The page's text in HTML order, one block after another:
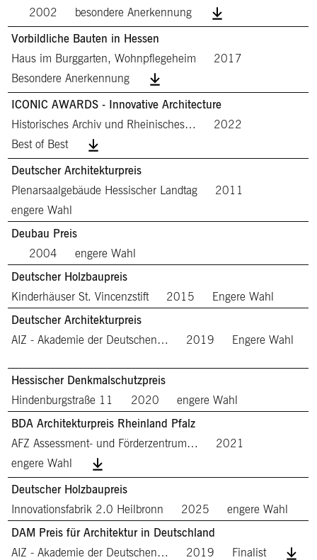
2002
besondere Anerkennung
Vorbildliche Bauten in Hessen
Haus im Burggarten, Wohnpflegeheim
2017
Besondere Anerkennung
ICONIC AWARDS - Innovative Architecture
Historisches Archiv und Rheinisches…
2022
Best of Best
Deutscher Architekturpreis
Plenarsaalgebäude Hessischer Landtag
2011
engere Wahl
Deubau Preis
2004
engere Wahl
Deutscher Holzbaupreis
Kinderhäuser St. Vincenzstift
2015
Engere Wahl
Deutscher Architekturpreis
AIZ - Akademie der Deutschen…
2019 Engere Wahl
Hessischer Denkmalschutzpreis
Hindenburgstraße 11
2020
engere Wahl
BDA Architekturpreis Rheinland Pfalz
AFZ Assessment- und Förderzentrum…
2021
engere Wahl
Deutscher Holzbaupreis
Innovationsfabrik 2.0 Heilbronn
2025
engere Wahl
DAM Preis für Architektur in Deutschland
AIZ - Akademie der Deutschen…
2019
Finalist